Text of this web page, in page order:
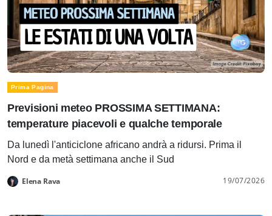
Prima Pagina
Previsioni meteo PROSSIMA SETTIMANA:
temperature piacevoli e qualche temporale
Da lunedì l'anticiclone africano andrà a ridursi. Prima il
Nord e da metà settimana anche il Sud
Elena Rava 19/07/2026